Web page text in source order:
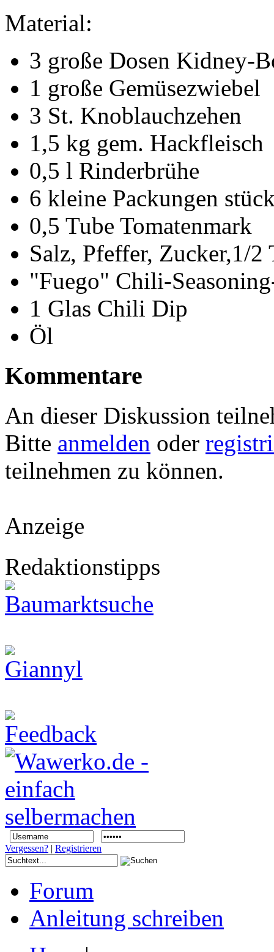
Material:
3 große Dosen Kidney-
1 große Gemüsezwiebel
3 St. Knoblauchzehen
1,5 kg gem. Hackfleisch
0,5 l Rinderbrühe
6 kleine Packungen
0,5 Tube Tomatenmark
Salz, Pfeffer, Zucker,1/
"Fuego" Chili-
1 Glas Chili Dip
Öl
Kommentare
An dieser Diskussion
Bitte anmelden oder
teilnehmen zu können.
Anzeige
Redaktionstipps
Vergessen? | Registrieren
Forum
Anleitung schreiben